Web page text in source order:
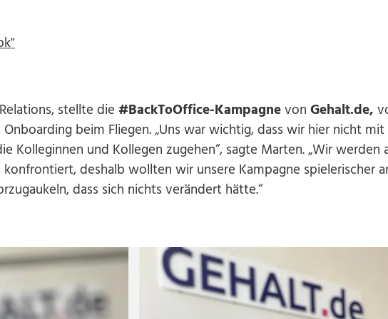
stellte die#BackToOffice-Kampagnevon Gehalt.de,
beim Fliegen. „Uns war wichtig, dass wir hier nicht
Kolleginnen und Kollegen zugehen“, sagte Marten. „Wir werden
deshalb wollten wir unsere Kampagne spielerischer
dass sich nichts verändert hätte.“